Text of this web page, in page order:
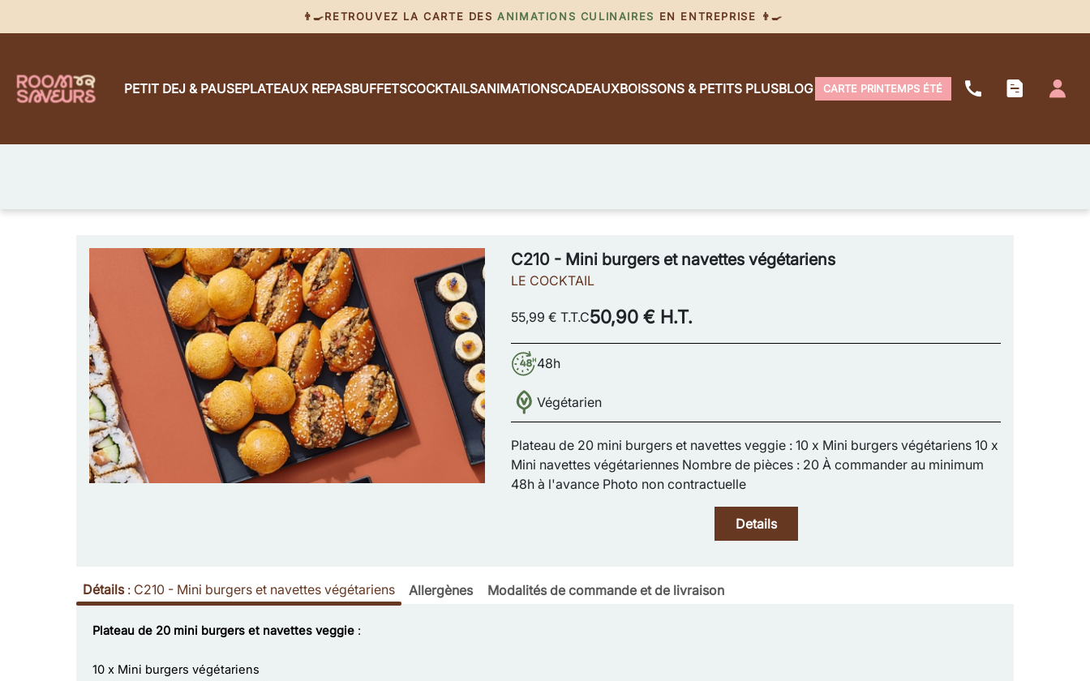
👨‍🍳RETROUVEZ LA CARTE DES ANIMATIONS CULINAIRES EN ENTREPRISE 👨‍🍳
PETIT DEJ & PAUSEPLATEAUX REPASBUFFETSCOCKTAILSANIMATIONSCADEAUXBOISSONS & PETITS PLUSBLOG CARTE PRINTEMPS ÉTÉ
C210 - Mini burgers et navettes végétariens
LE COCKTAIL
55,99 € T.T.C50,90 € H.T.
48h
Végétarien
Plateau de 20 mini burgers et navettes veggie : 10 x Mini burgers végétariens 10 x
Mini navettes végétariennes Nombre de pièces : 20 À commander au minimum
48h à l'avance Photo non contractuelle
Details
Détails: C210 - Mini burgers et navettes végétariens Allergènes Modalités de commande et de livraison
Plateau de 20 mini burgers et navettes veggie :
10 x Mini burgers végétariens